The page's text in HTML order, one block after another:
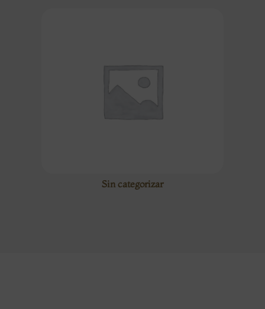
Sin categorizar